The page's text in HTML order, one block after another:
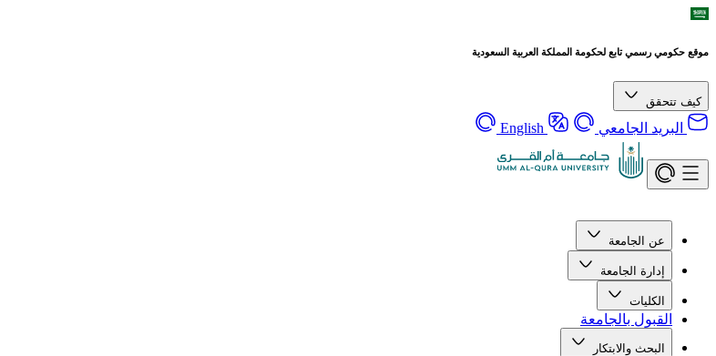
موقع حكومي رسمي تابع لحكومة المملكة العربية السعودية
كيف تتحقق
البريد الجامعي English
عن الجامعة
إدارة الجامعة
الكليات
القبول بالجامعة
البحث والابتكار